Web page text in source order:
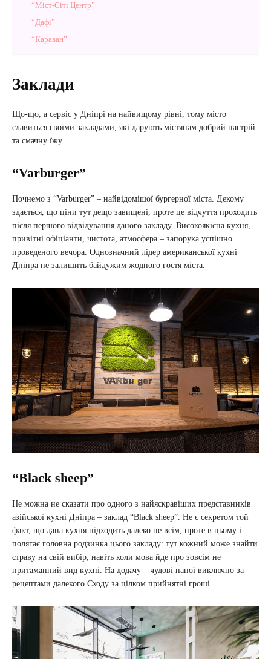
“Міст-Сіті Центр”
“Дафі”
“Караван”
Заклади
Що-що, а сервіс у Дніпрі на найвищому рівні, тому місто
славиться своїми закладами, які дарують містянам добрий настрій
та смачну їжу.
“Varburger”
Почнемо з “Varburger” – найвідомішої бургерної міста. Декому
здається, що ціни тут дещо завищені, проте це відчуття проходить
після першого відвідування даного закладу. Високоякісна кухня,
привітні офіціанти, чистота, атмосфера – запорука успішно
проведеного вечора. Однозначний лідер американської кухні
Дніпра не залишить байдужим жодного гостя міста.
“Black sheep”
Не можна не сказати про одного з найяскравіших представників
азійської кухні Дніпра – заклад “Black sheep”. Не є секретом той
факт, що дана кухня підходить далеко не всім, проте в цьому і
полягає головна родзинка цього закладу: тут кожний може знайти
страву на свій вибір, навіть коли мова йде про зовсім не
притаманний вид кухні. На додачу – чудові напої виключно за
рецептами далекого Сходу за цілком прийнятні гроші.